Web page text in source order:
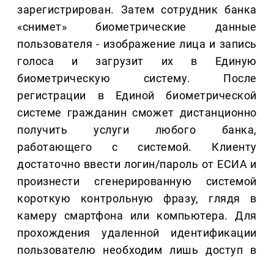
зарегистрирован. Затем сотрудник банка
«снимет» биометрические данные
пользователя - изображение лица и запись
голоса и загрузит их в Единую
биометрическую систему. После
регистрации в Единой биометрической
системе гражданин сможет дистанционно
получить услуги любого банка,
работающего с системой. Клиенту
достаточно ввести логин/пароль от ЕСИА и
произнести сгенерированную системой
короткую контрольную фразу, глядя в
камеру смартфона или компьютера. Для
прохождения удаленной идентификации
пользователю необходим лишь доступ в